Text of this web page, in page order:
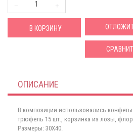
В КОРЗИНУ
ОПИСАНИЕ
В композиции использовались
трюфель 15 шт., корзинка из лозы,
Размеры: 30Х40.